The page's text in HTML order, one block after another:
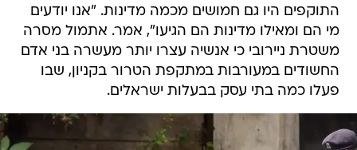
התוקפים היו גם חמושים מכמה מדינות. "אנו יודעים
מי הם ומאילו מדינות הם הגיעו", אמר. אתמול מסרה
משטרת ניירובי כי אנשיה עצרו יותר מעשרה בני אדם
החשודים במעורבות במתקפת הטרור בקניון, שבו
פעלו כמה בתי עסק בבעלות ישראלים.